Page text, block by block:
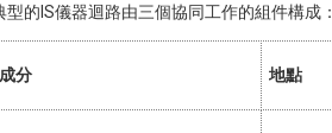
型的IS儀器迴路由三個協同工作的組件構成：
成分 地點